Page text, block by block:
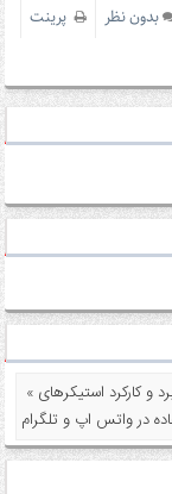
بدون نظر پرینت
« شناخت، کاربرد و کارکرد استیکرهای
در واتس اپ و تلگرام